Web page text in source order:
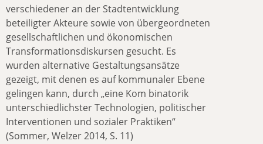
verschiedener an der Stadtentwicklung
beteiligter Akteure sowie von übergeordneten
gesellschaftlichen und ökonomischen
Transformationsdiskursen gesucht. Es
wurden alternative Gestaltungsansätze
gezeigt, mit denen es auf kommunaler Ebene
gelingen kann, durch „eine Kom binatorik
unterschiedlichster Technologien, politischer
Interventionen und sozialer Praktiken“
(Sommer, Welzer 2014, S. 11)